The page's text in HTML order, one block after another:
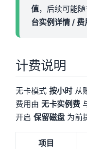
值，后续可能随
台实例详情 /
计费说明
无卡模式 按小时 从
费用由 无卡实例费
开启 保留磁盘 为前
项目